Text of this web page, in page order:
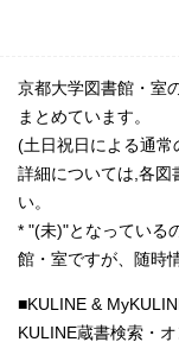
京都大学図書館・室
まとめています。
(土日祝日による通常
詳細については,各図
い。
* "(未)"となっている
館・室ですが、随時
■KULINE &
KULINE蔵書検索・